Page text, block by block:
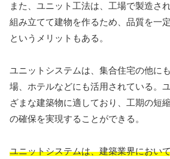
また、ユニット工法は、工場で製造さ
組み立てて建物を作るため、品質を一
というメリットもある。
ユニットシステムは、集合住宅の他に
場、ホテルなどにも活用されている。
ざまな建築物に適しており、工期の短
の確保を実現することができる。
ユニットシステムは、建築業界におい